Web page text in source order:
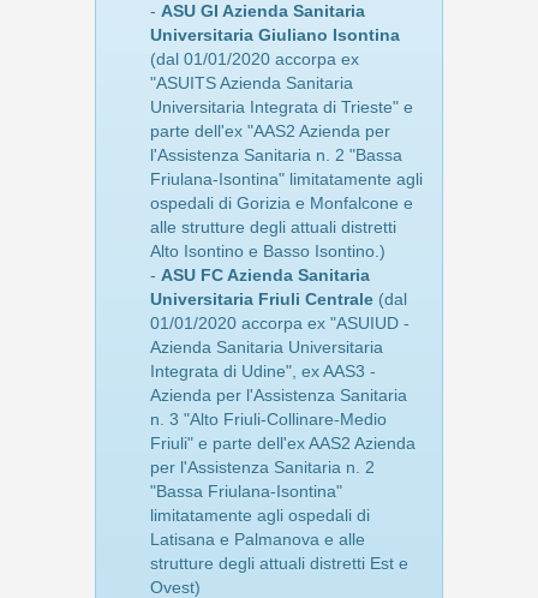
- ASU GI Azienda Sanitaria
Universitaria Giuliano Isontina
(dal 01/01/2020 accorpa ex
"ASUITS Azienda Sanitaria
Universitaria Integrata di Trieste" e
parte dell'ex "AAS2 Azienda per
l'Assistenza Sanitaria n. 2 "Bassa
Friulana-Isontina" limitatamente agli
ospedali di Gorizia e Monfalcone e
alle strutture degli attuali distretti
Alto Isontino e Basso Isontino.)
- ASU FC Azienda Sanitaria
Universitaria Friuli Centrale (dal
01/01/2020 accorpa ex "ASUIUD -
Azienda Sanitaria Universitaria
Integrata di Udine", ex AAS3 -
Azienda per l'Assistenza Sanitaria
n. 3 "Alto Friuli-Collinare-Medio
Friuli" e parte dell'ex AAS2 Azienda
per l'Assistenza Sanitaria n. 2
"Bassa Friulana-Isontina"
limitatamente agli ospedali di
Latisana e Palmanova e alle
strutture degli attuali distretti Est e
Ovest)